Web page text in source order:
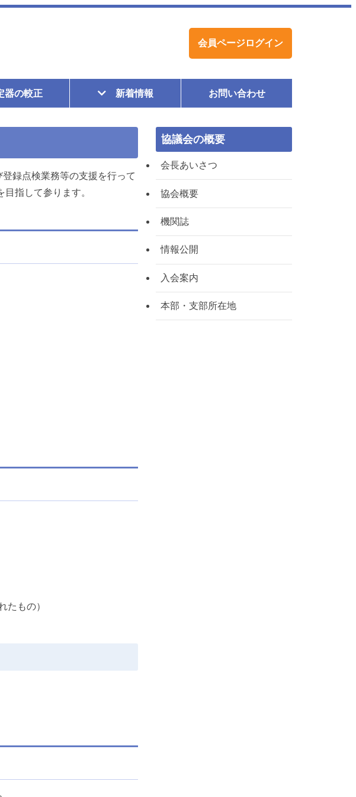
会員ページログイン
器の較正 新着情報 お問い合わせ
録点検業務等の支援を行って
指して参ります。
たもの）
協議会の概要
会長あいさつ
協会概要
機関誌
情報公開
入会案内
本部・支部所在地